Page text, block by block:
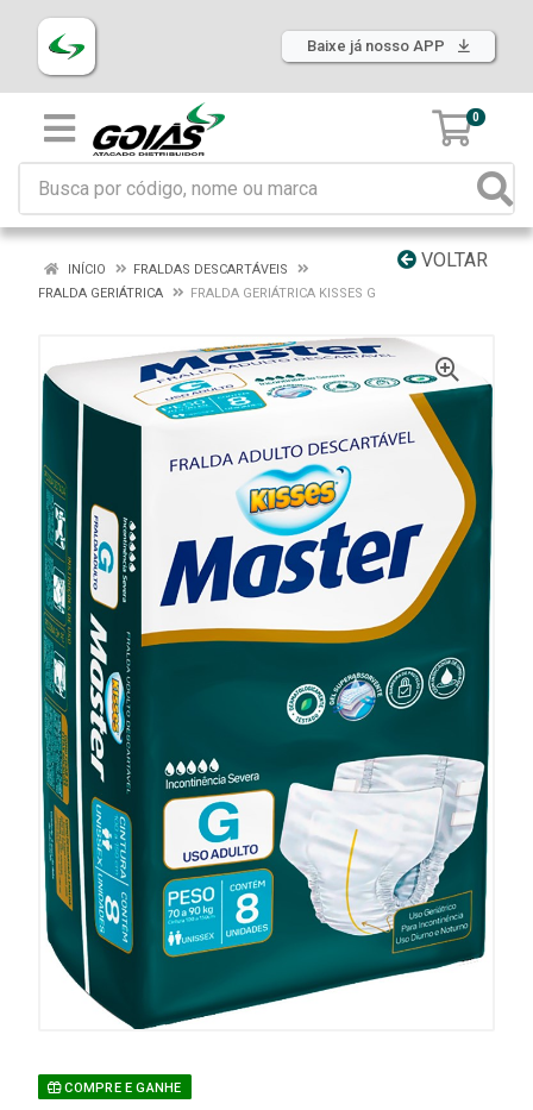
Baixe já nosso APP
0
VOLTAR
INÍCIO
FRALDAS DESCARTÁVEIS
FRALDA GERIÁTRICA
FRALDA GERIÁTRICA KISSES G
COMPRE E GANHE